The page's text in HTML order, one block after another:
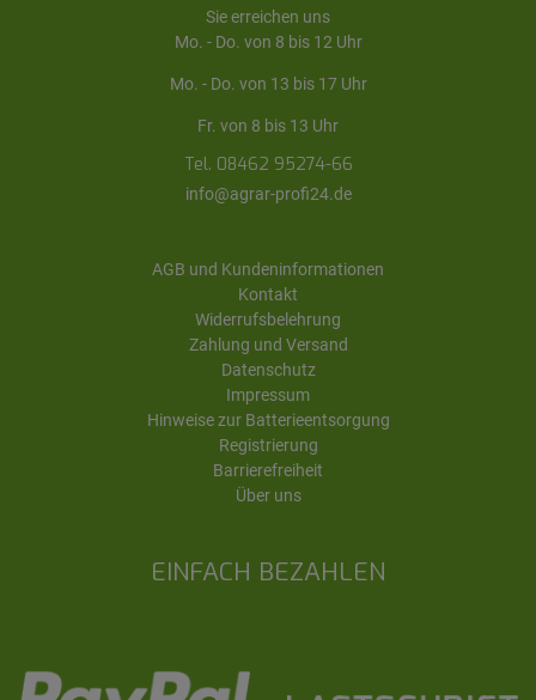
EINFACH BEZAHLEN
Sie erreichen uns
Mo. - Do. von 8 bis 12 Uhr
Mo. - Do. von 13 bis 17 Uhr
Fr. von 8 bis 13 Uhr
Tel. 08462 95274-66
info@agrar-profi24.de
AGB und Kundeninformationen
Kontakt
Widerrufsbelehrung
Zahlung und Versand
Datenschutz
Impressum
Hinweise zur Batterieentsorgung
Registrierung
Barrierefreiheit
Über uns